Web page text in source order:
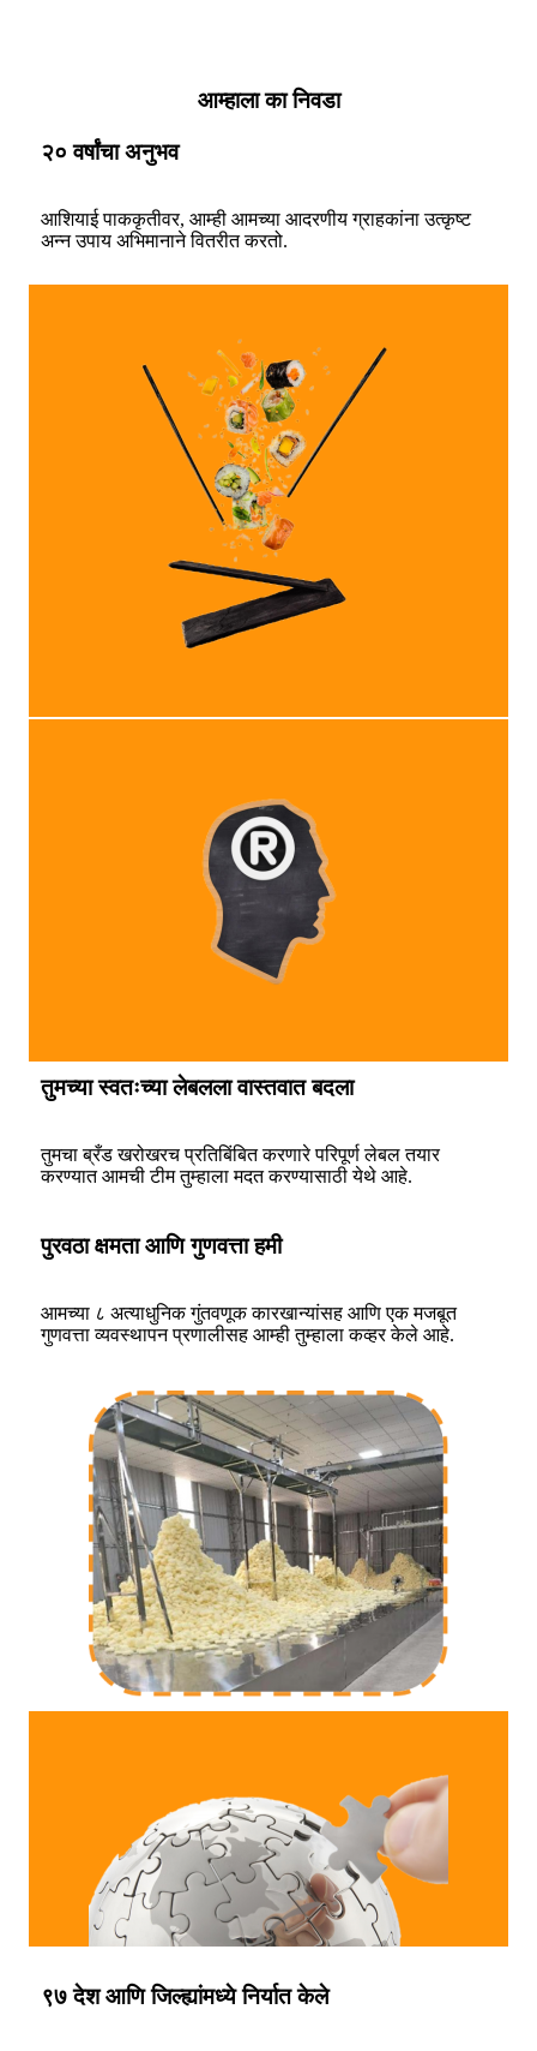
आम्हाला का निवडा
२० वर्षांचा अनुभव
आशियाई पाककृतीवर, आम्ही आमच्या आदरणीय ग्राहकांना उत्कृष्ट
अन्न उपाय अभिमानाने वितरीत करतो.
तुमच्या स्वतःच्या लेबलला वास्तवात बदला
तुमचा ब्रँड खरोखरच प्रतिबिंबित करणारे परिपूर्ण लेबल तयार
करण्यात आमची टीम तुम्हाला मदत करण्यासाठी येथे आहे.
पुरवठा क्षमता आणि गुणवत्ता हमी
आमच्या ८ अत्याधुनिक गुंतवणूक कारखान्यांसह आणि एक मजबूत
गुणवत्ता व्यवस्थापन प्रणालीसह आम्ही तुम्हाला कव्हर केले आहे.
९७ देश आणि जिल्ह्यांमध्ये निर्यात केले